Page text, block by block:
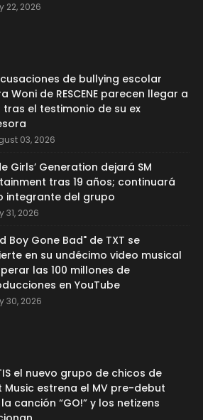
22, 2026
de bullying escolar
Woni de RESCENE parecen llegar a
tras el testimonio de su ex
03, 2026
Girls’ Generation dejará SM
tras 19 años; continuará
integrante del grupo
31, 2026
Boy Gone Bad" de TXT se
en su undécimo video musical
las 100 millones de
en YouTube
30, 2026
el nuevo grupo de chicos de
Music estrena el MV pre-debut
canción “GO!” y los netizens